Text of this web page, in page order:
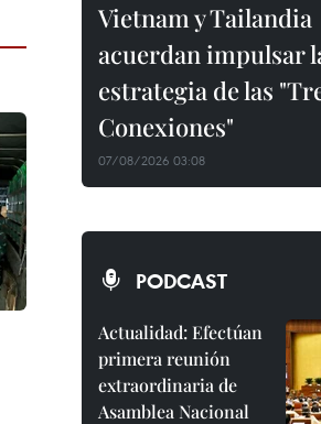
Vietnam y Tailandia
acuerdan impulsar
estrategia de las
Conexiones"
07/08/2026 03:08
PODCAST
Actualidad: Efectúan
primera reunión
extraordinaria de
Asamblea Nacional